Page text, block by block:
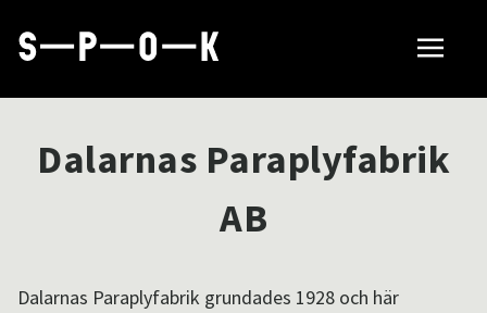
Dalarnas Paraplyfabrik
AB
Dalarnas Paraplyfabrik grundades 1928 och här